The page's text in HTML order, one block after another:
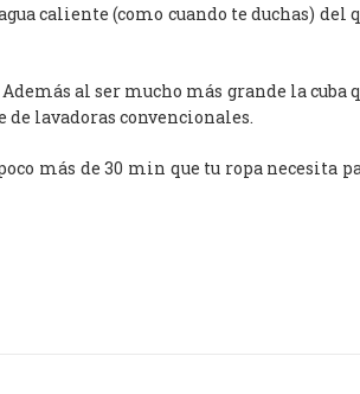
caliente (como cuando te duchas) del
al ser mucho más grande la cuba
de lavadoras convencionales.
más de 30 min que tu ropa necesita